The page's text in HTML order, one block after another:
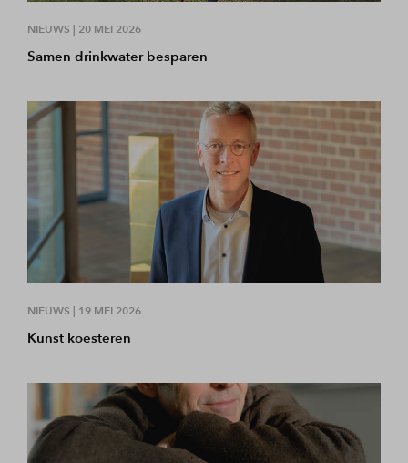
NIEUWS | 20 MEI 2026
Samen drinkwater besparen
NIEUWS | 19 MEI 2026
Kunst koesteren